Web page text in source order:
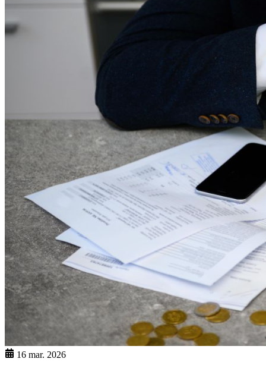
16 mar. 2026